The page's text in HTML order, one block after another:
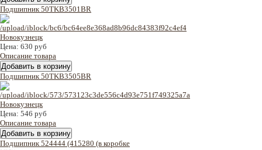
Подшипник 50TKB3501BR
Цена: 630 руб
Описание товара
Подшипник 50TKB3505BR
Цена: 546 руб
Описание товара
Подшипник 524444 (415280 (в коробке